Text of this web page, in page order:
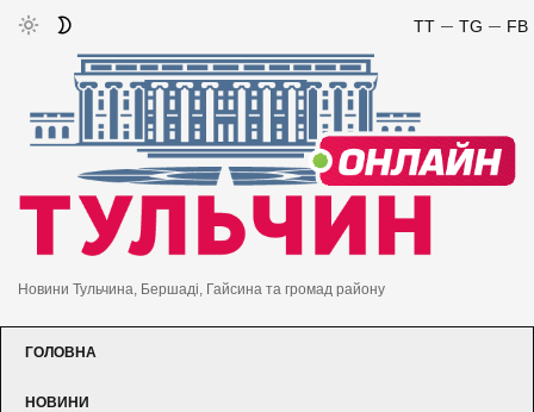
FB
TG
TT
Новини Тульчина, Бершаді, Гайсина та громад району
ГОЛОВНА
НОВИНИ